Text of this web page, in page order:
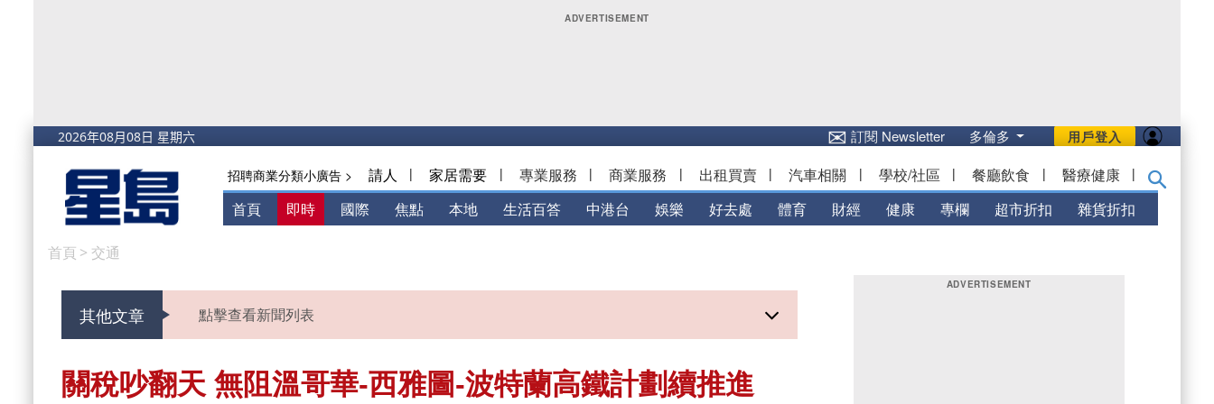
用戶登入
✉訂閱 Newsletter 多倫多
招聘商業分類小廣告 > 請人 | 家居需要 | 專業服務 | 商業服務 | 出租買賣 | 汽車相關 | 學校/社區 | 餐廳飲食 | 醫療健康 |
首頁 即時 國際 焦點 本地 生活百答 中港台 娛樂 好去處 體育 財經 健康 專欄 超市折扣 雜貨折扣
首頁 > 交通
其他文章 點擊查看新聞列表
關稅吵翻天 無阻溫哥華-西雅圖-波特蘭高鐵計劃續推進